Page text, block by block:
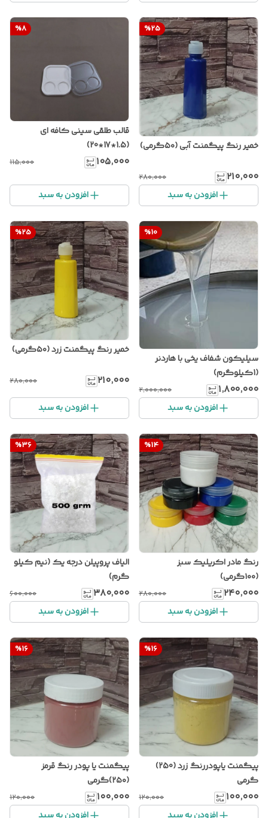
%25
خمیر رنگ پیگمنت آبی (۵۰گرمی)
۲۱۰٬۰۰۰ ۲۸۰٬۰۰۰
افزودن به سبد
%8
قالب طلقی سینی کافه ای
(1.5*17*20)
۱۰۵٬۰۰۰ ۱۱۵٬۰۰۰
افزودن به سبد
%10
سیلیکون شفاف یخی با هاردنر
(1کیلوگرم)
۱٬۸۰۰٬۰۰۰ ۲٬۰۰۰٬۰۰۰
افزودن به سبد
%25
خمیر رنگ پیگمنت زرد (۵۰گرمی)
۲۱۰٬۰۰۰ ۲۸۰٬۰۰۰
افزودن به سبد
%14
رنگ مادر اکریلیک سبز
(۱۰۰گرمی)
۲۴۰٬۰۰۰ ۲۸۰٬۰۰۰
افزودن به سبد
%36
الیاف پروپیلن درجه یک (نیم کیلو
گرم)
۳۸۰٬۰۰۰ ۶۰۰٬۰۰۰
افزودن به سبد
%16
پیگمنت یاپودررنگ زرد (250)
گرمی
۱۰۰٬۰۰۰ ۱۲۰٬۰۰۰
افزودن به سبد
%16
پیگمنت یا پودر رنگ قرمز
(۲۵۰)گرمی
۱۰۰٬۰۰۰ ۱۲۰٬۰۰۰
افزودن به سبد